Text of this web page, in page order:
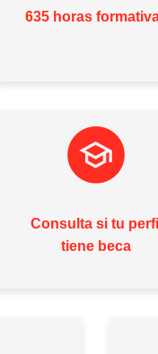
635 horas
Consulta si tu perfil
tiene beca